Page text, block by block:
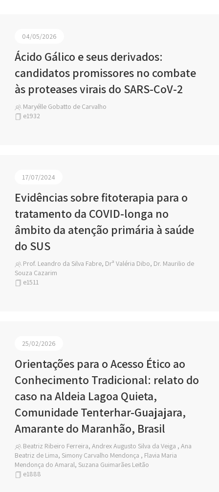
04/05/2026
Ácido Gálico e seus derivados:
candidatos promissores no combate
às proteases virais do SARS-CoV-2
Maryélle Gobatto de Carvalho
e1932
17/07/2024
Evidências sobre fitoterapia para o
tratamento da COVID-longa no
âmbito da atenção primária à saúde
do SUS
Prof. Leandro da Silva Fabre, Drª Valéria Dibo, Dr. Maurilio de
Souza Cazarim
e1511
25/02/2026
Orientações para o Acesso Ético ao
Conhecimento Tradicional: relato do
caso na Aldeia Lagoa Quieta,
Comunidade Tenterhar-Guajajara,
Amarante do Maranhão, Brasil
Beatriz Ribeiro Ferreira, Andrex Augusto Silva da Veiga , Ana
Beatriz de Lima, Simony Carvalho Mendonça , Flavia Maria
Mendonça do Amaral, Suzana Guimarães Leitão
e1888